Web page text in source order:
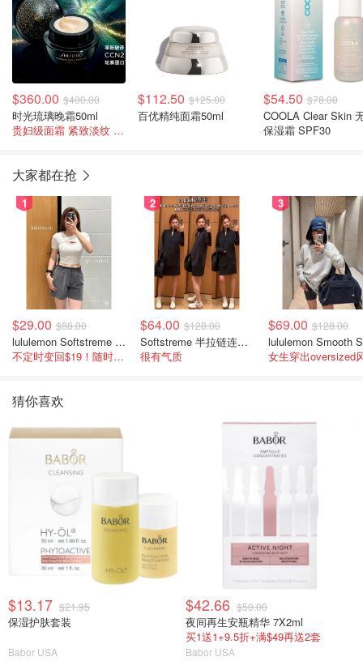
$360.00 $400.00
时光琉璃晚霜50ml
贵妇级面霜 紧致淡纹 焕活肌肤
$112.50 $125.00
百优精纯面霜50ml
$54.50 $78.00
COOLA Clear Skin
保湿霜 SPF30
大家都在抢
1
$29.00 $88.00
lululemon Softstreme 女士高腰短裤 10cm
不定时变回$19！随时点进来看
2
$64.00 $128.00
Softstreme 半拉链连衣裙
很有气质
3
$69.00 $128.00
女生穿出oversized
猜你喜欢
$13.17 $21.95
保湿护肤套装
Babor USA
$42.66 $50.00
夜间再生安瓶精华 7X2ml
买1送1+9.5折+满$49再送2套
Babor USA